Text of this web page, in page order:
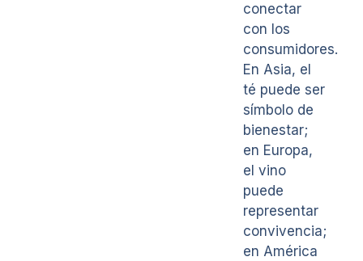
conectar
con los
consumidores.
En Asia, el
té puede ser
símbolo de
bienestar;
en Europa,
el vino
puede
representar
convivencia;
en América